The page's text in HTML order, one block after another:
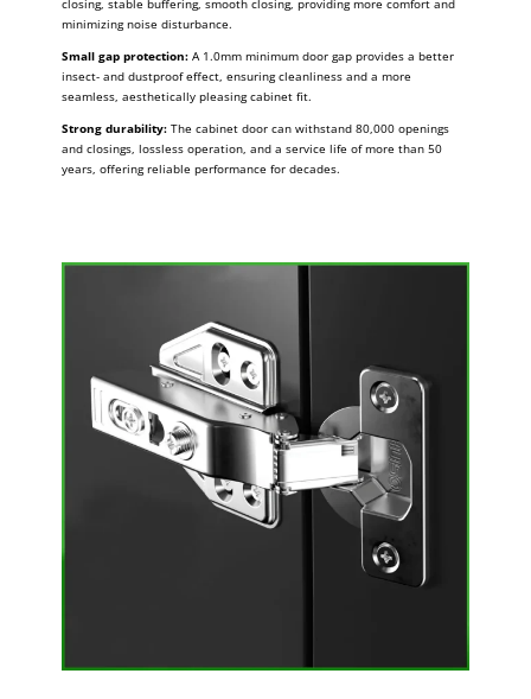
closing, stable buffering, smooth closing, providing more comfort and
minimizing noise disturbance.
Small gap protection: A 1.0mm minimum door gap provides a better
insect- and dustproof effect, ensuring cleanliness and a more
seamless, aesthetically pleasing cabinet fit.
Strong durability:The cabinet door can withstand 80,000 openings
and closings, lossless operation, and a service life of more than 50
years, offering reliable performance for decades.